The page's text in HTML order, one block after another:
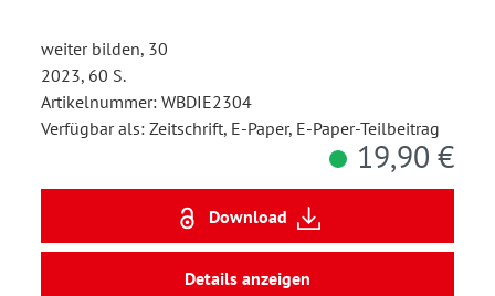
weiter bilden, 30
2023, 60 S.
Artikelnummer: WBDIE2304
Verfügbar als: Zeitschrift, E-Paper, E-Paper-Teilbeitrag
19,90 €
Download
Details anzeigen